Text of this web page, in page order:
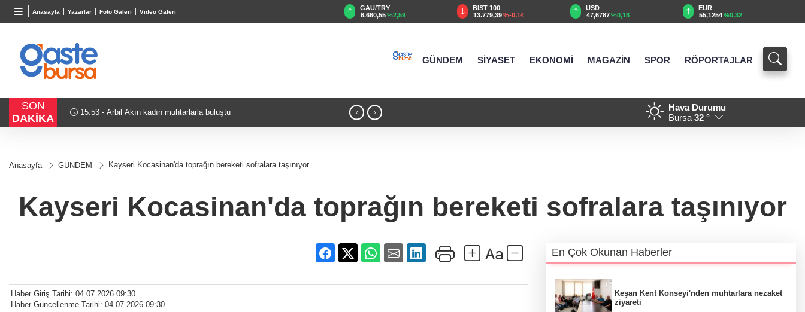
Anasayfa Yazarlar Foto Galeri Video Galeri
TND
16,3788%0,90
BGN
27,9743%-0,22
GAU/TRY
6.660,55%2,59
BIST 100
13.779,39 %-0,14
USD
47,6787%0,18
EUR
55,1254 %0,32
GÜNDEM SİYASET EKONOMİ MAGAZİN SPOR RÖPORTAJLAR
SON
DAKİKA
oldu? 15:53 - Arbil Akın kadın muhtarlarla buluştu 15:36 - Balıkesir Büyükşehir
‹ ›
Hava Durumu
Bursa 32 °
Anasayfa GÜNDEM Kayseri Kocasinan'da toprağın bereketi sofralara taşınıyor
Kayseri Kocasinan'da toprağın bereketi sofralara taşınıyor
Haber Giriş Tarihi: 04.07.2026 09:30
Haber Güncellenme Tarihi: 04.07.2026 09:30
En Çok Okunan Haberler
Keşan Kent Konseyi'nden muhtarlara nezaket
ziyareti